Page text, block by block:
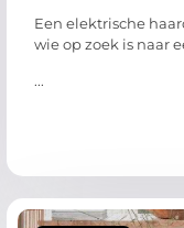
Een elektrische
wie op zoek is naar
...